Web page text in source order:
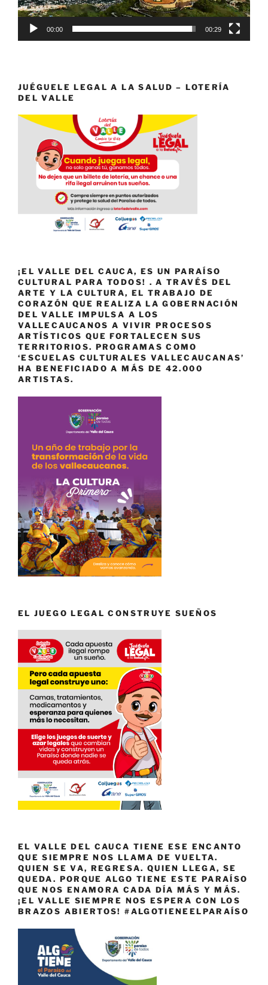
00:00 00:29
JUÉGUELE LEGAL A LA SALUD – LOTERÍA
DEL VALLE
¡EL VALLE DEL CAUCA, ES UN PARAÍSO
CULTURAL PARA TODOS! . A TRAVÉS DEL
ARTE Y LA CULTURA, EL TRABAJO DE
CORAZÓN QUE REALIZA LA GOBERNACIÓN
DEL VALLE IMPULSA A LOS
VALLECAUCANOS A VIVIR PROCESOS
ARTÍSTICOS QUE FORTALECEN SUS
TERRITORIOS. PROGRAMAS COMO
‘ESCUELAS CULTURALES VALLECAUCANAS’
HA BENEFICIADO A MÁS DE 42.000
ARTISTAS.
EL JUEGO LEGAL CONSTRUYE SUEÑOS
EL VALLE DEL CAUCA TIENE ESE ENCANTO
QUE SIEMPRE NOS LLAMA DE VUELTA.
QUIEN SE VA, REGRESA. QUIEN LLEGA, SE
QUEDA. PORQUE ALGO TIENE ESTE PARAÍSO
QUE NOS ENAMORA CADA DÍA MÁS Y MÁS.
¡EL VALLE SIEMPRE NOS ESPERA CON LOS
BRAZOS ABIERTOS! #ALGOTIENEELPARAÍSO